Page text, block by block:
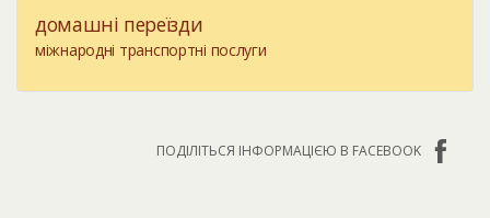
домашні переїзди
міжнародні транспортні послуги
ПОДІЛІТЬСЯ ІНФОРМАЦІЄЮ В FACEBOOK